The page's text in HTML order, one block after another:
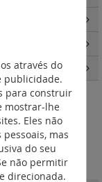
Definir
Ordenação
através do
publicidade.
para construir
mostrar-lhe
Eles não
mas
do seu
não permitir
direcionada.